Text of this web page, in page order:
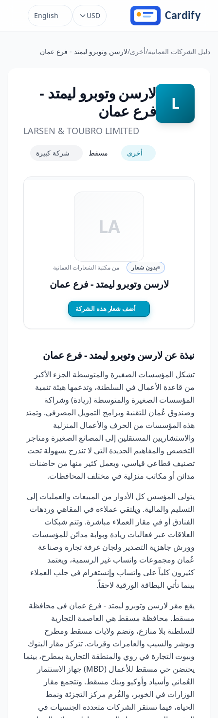
USD
English
دليل الشركات العمانية/أخرى/لارسن وتوبرو ليمتد - فرع عمان
L
لارسن وتوبرو ليمتد -
فرع عمان
LARSEN & TOUBRO LIMITED
أخرى مسقط شركة كبيرة
LA
بدون شعار من مكتبة الشعارات العمانية
لارسن وتوبرو ليمتد - فرع عمان
أضف شعار هذه الشركة
نبذة عن لارسن وتوبرو ليمتد - فرع عمان
تشكل المؤسسات الصغيرة والمتوسطة الجزء الأكبر
من قاعدة الأعمال في السلطنة، وتدعمها هيئة تنمية
المؤسسات الصغيرة والمتوسطة (ريادة) وشراكة
وصندوق عُمان للتقنية وبرامج التمويل المصرفي. وتمتد
هذه المؤسسات من الحرف والأعمال المنزلية
والاستشاريين المستقلين إلى المصانع الصغيرة ومتاجر
التخصص والمفاهيم الجديدة التي لا تندرج بسهولة تحت
تصنيف قطاعي قياسي، ويعمل كثير منها من حاضنات
مدائن أو مكاتب منزلية في مختلف المحافظات.
يتولى المؤسس كل الأدوار من المبيعات والعمليات إلى
التسليم والمالية. ويلتقي عملاءه في المقاهي وردهات
الفنادق أو في مقار العملاء مباشرة. وتتم شبكات
العلاقات عبر فعاليات ريادة وبوابة مدائن للمؤسسات
وورش جاهزية التصدير ولجان غرفة تجارة وصناعة
عُمان ومجموعات واتساب غير الرسمية، ويعتمد
كثيرون كلياً على واتساب وإنستغرام في جلب العملاء
بينما تأتي البطاقة الورقية لاحقاً.
يقع مقر لارسن وتوبرو ليمتد - فرع عمان في محافظة
مسقط. محافظة مسقط هي العاصمة التجارية
للسلطنة بلا منازع، وتضم ولايات مسقط ومطرح
وبوشر والسيب والعامرات وقريات. تتركز مقار البنوك
وبيوت التجارة في روي والمنطقة التجارية بمطرح، بينما
يحتضن حي مسقط للأعمال (MBD) جهاز الاستثمار
العُماني وأسياد وأوكيو وبنك مسقط. وتتجمع مقار
الوزارات في الخوير، والقُرم مركز التجزئة ونمط
الحياة، فيما تستقر الشركات متعددة الجنسيات في